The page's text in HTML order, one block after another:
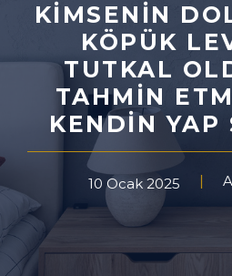
KIMSENIN
KÖPÜK
TUTKAL
TAHMIN
KENDIN YAP
10 Ocak 2025